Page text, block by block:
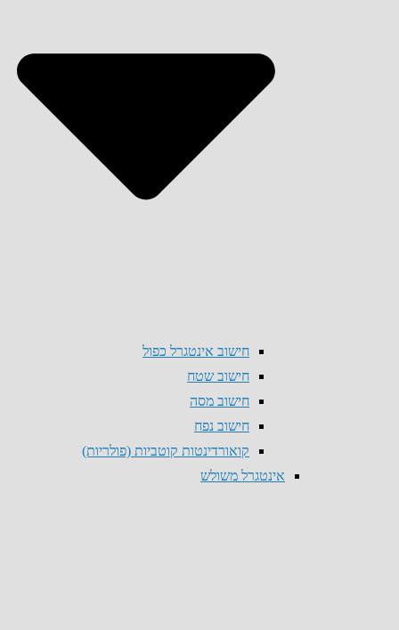
חישוב אינטגרל כפול
חישוב שטח
חישוב מסה
חישוב נפח
קואורדינטות קוטביות (פולריות)
אינטגרל משולש